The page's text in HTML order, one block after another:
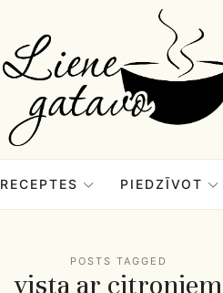
Liene
Gatavo
–
Mana
RECEPTES PIEDZĪVOT
POSTS TAGGED
vista ar citroniem